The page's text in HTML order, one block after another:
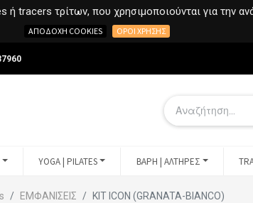
tracers τρίτων, που χρησιμοποιούνται για την
ΑΠΟΔΟΧΉ COOKIES ΌΡΟΙ ΧΡΉΣΗΣ
YOGA | PILATES ΒΑΡΗ | ΑΛΤΗΡΕΣ
ΕΜΦΑΝΙΣΕΙΣ KIT ICON (GRANATA-BIANCO)